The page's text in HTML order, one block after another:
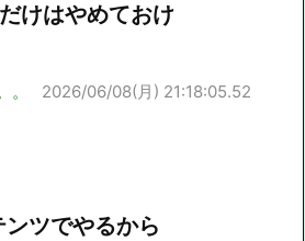
けはやめておけ
2026/06/08(月) 21:18:05.52
ツでやるから